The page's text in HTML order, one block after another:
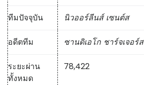
ทีมปัจจุบัน นิวออร์ลีนส์ เซนต์ส
อดีตทีม ซานดิเอโก ชาร์จเจอร์ส
ระยะผ่าน
ทั้งหมด
78,422